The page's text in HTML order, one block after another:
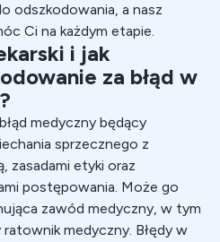
odszkodowania, a nasz
Ci na każdym etapie.
i jak
za błąd w
medyczny będący
sprzecznego z
zasadami etyki oraz
postępowania. Może go
zawód medyczny, w tym
medyczny. Błędy w